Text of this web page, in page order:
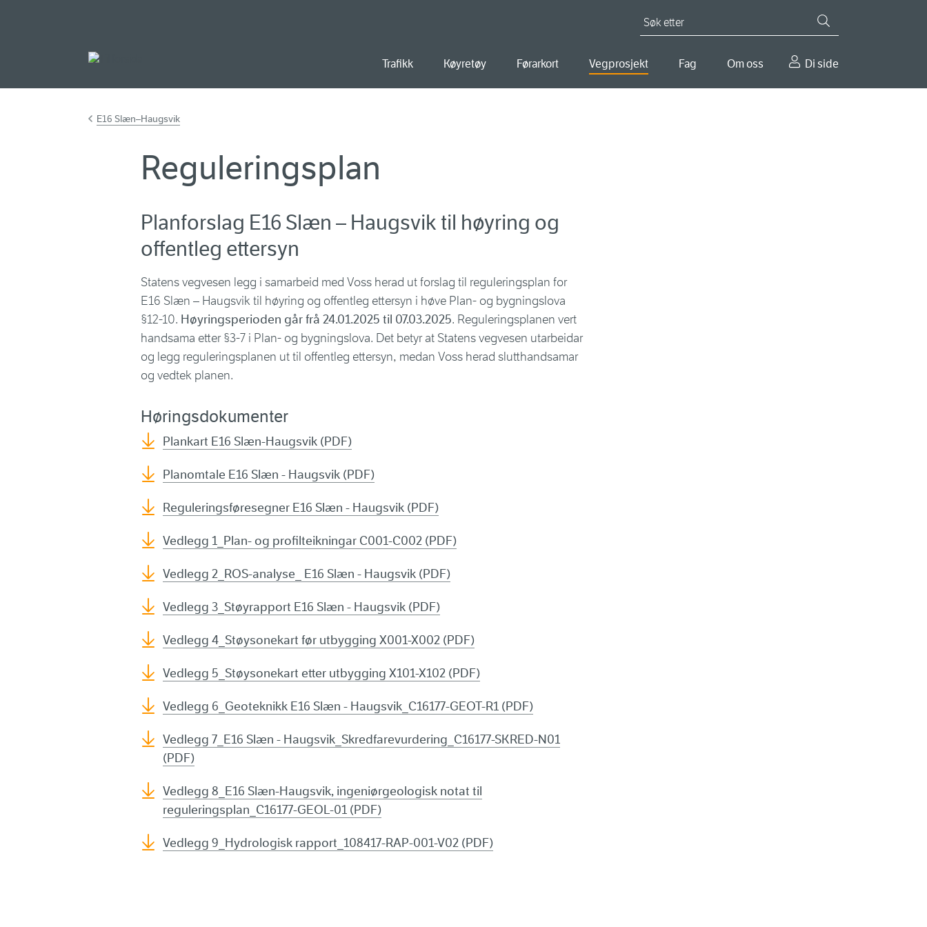
Trafikk Køyretøy Førarkort Vegprosjekt Fag Om oss Di side
E16 Slæn–Haugsvik
Reguleringsplan
Planforslag E16 Slæn – Haugsvik til høyring og
offentleg ettersyn
Statens vegvesen legg i samarbeid med Voss herad ut forslag til reguleringsplan for
E16 Slæn – Haugsvik til høyring og offentleg ettersyn i høve Plan- og bygningslova
§12-10. Høyringsperioden går frå 24.01.2025 til 07.03.2025. Reguleringsplanen vert
handsama etter §3-7 i Plan- og bygningslova. Det betyr at Statens vegvesen utarbeidar
og legg reguleringsplanen ut til offentleg ettersyn, medan Voss herad slutthandsamar
og vedtek planen.
Høringsdokumenter
Plankart E16 Slæn-Haugsvik (PDF)
Planomtale E16 Slæn - Haugsvik (PDF)
Reguleringsføresegner E16 Slæn - Haugsvik (PDF)
Vedlegg 1_Plan- og profilteikningar C001-C002 (PDF)
Vedlegg 2_ROS-analyse_ E16 Slæn - Haugsvik (PDF)
Vedlegg 3_Støyrapport E16 Slæn - Haugsvik (PDF)
Vedlegg 4_Støysonekart før utbygging X001-X002 (PDF)
Vedlegg 5_Støysonekart etter utbygging X101-X102 (PDF)
Vedlegg 6_Geoteknikk E16 Slæn - Haugsvik_C16177-GEOT-R1 (PDF)
Vedlegg 7_E16 Slæn - Haugsvik_Skredfarevurdering_C16177-SKRED-N01
(PDF)
Vedlegg 8_E16 Slæn-Haugsvik, ingeniørgeologisk notat til
reguleringsplan_C16177-GEOL-01 (PDF)
Vedlegg 9_Hydrologisk rapport_108417-RAP-001-V02 (PDF)